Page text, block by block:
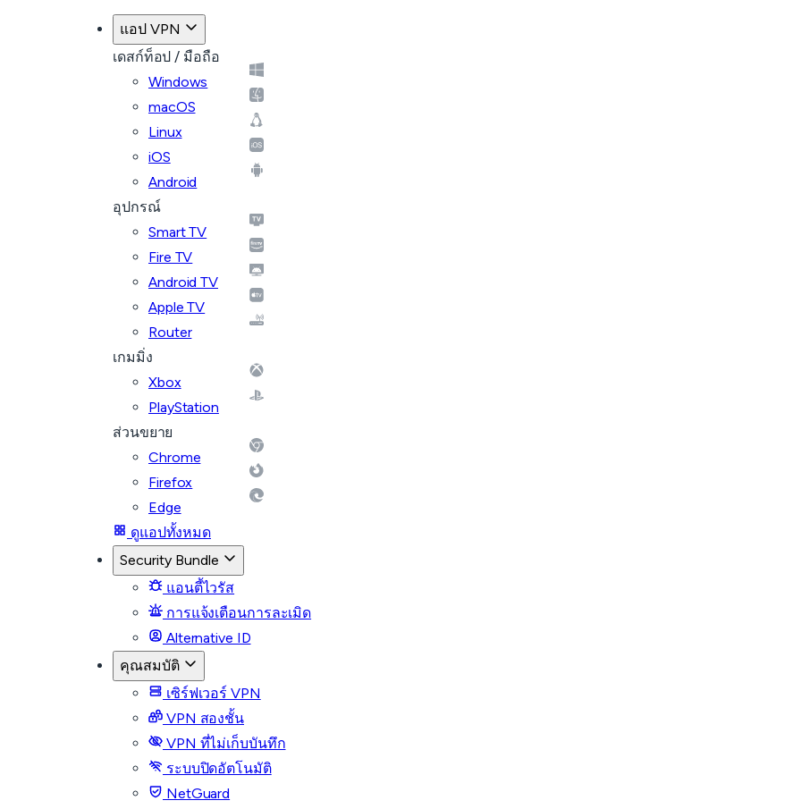
แอป VPN
เดสก์ท็อป / มือถือ
Windows
macOS
Linux
iOS
Android
อุปกรณ์
Smart TV
Fire TV
Android TV
Apple TV
Router
เกมมิ่ง
Xbox
PlayStation
ส่วนขยาย
Chrome
Firefox
Edge
ดูแอปทั้งหมด
Security Bundle
แอนตี้ไวรัส
การแจ้งเตือนการละเมิด
Alternative ID
คุณสมบัติ
เซิร์ฟเวอร์ VPN
VPN สองชั้น
VPN ที่ไม่เก็บบันทึก
ระบบปิดอัตโนมัติ
NetGuard